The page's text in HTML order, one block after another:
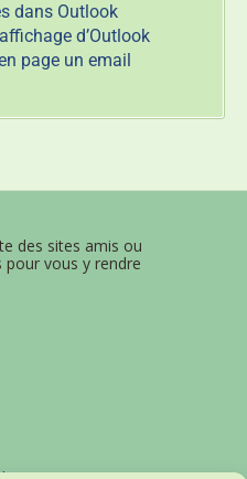
dans Outlook
d’Outlook
page un email
des sites amis ou
pour vous y rendre